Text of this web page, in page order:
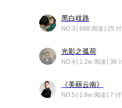
黑白歧路
NO.3 668 阅读 25
光影之孤荷
NO.4 1.2w 阅读 36
《美丽云南》
NO.5 1.6w 阅读 7 讨